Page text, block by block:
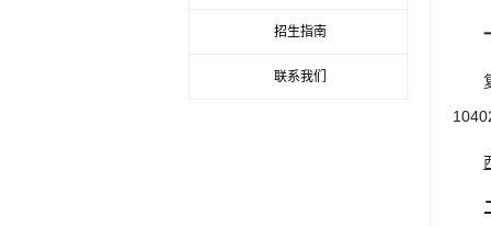
招生指南
联系我们